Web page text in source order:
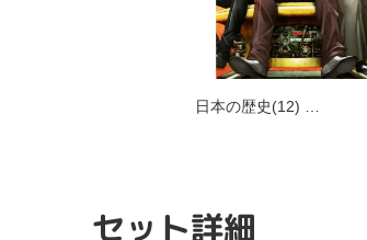
日本の歴史(12) …
セット詳細